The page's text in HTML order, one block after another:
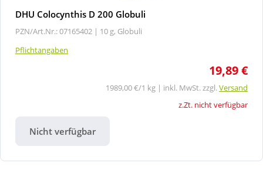
DHU Colocynthis D 200 Globuli
PZN/Art.Nr.: 07165402 | 10 g, Globuli
Pflichtangaben
19,89 €
1989,00 €/1 kg | inkl. MwSt. zzgl.Versand
z.Zt. nicht verfügbar
Nicht verfügbar